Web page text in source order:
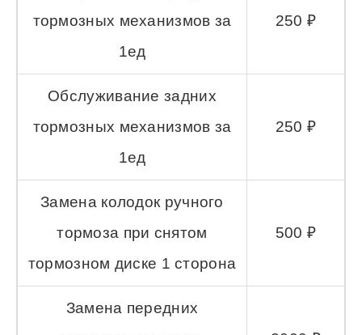
тормозных механизмов за
1ед
250 ₽
Обслуживание задних
тормозных механизмов за
1ед
250 ₽
Замена колодок ручного
тормоза при снятом
тормозном диске 1 сторона
500 ₽
Замена передних